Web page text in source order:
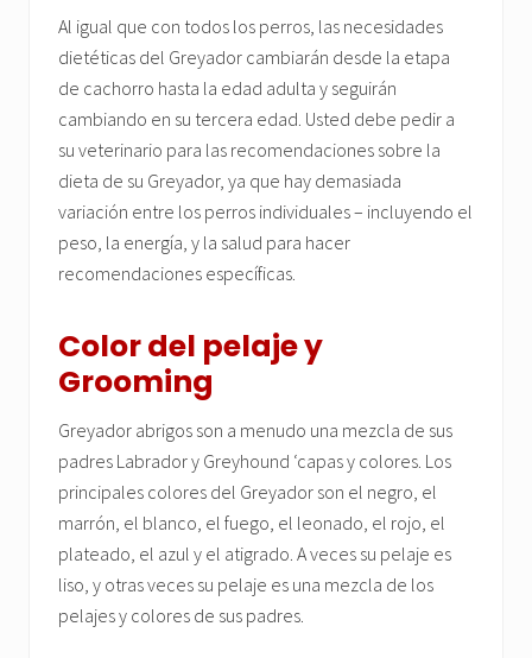
Al igual que con todos los perros, las necesidades
dietéticas del Greyador cambiarán desde la etapa
de cachorro hasta la edad adulta y seguirán
cambiando en su tercera edad. Usted debe pedir a
su veterinario para las recomendaciones sobre la
dieta de su Greyador, ya que hay demasiada
variación entre los perros individuales – incluyendo el
peso, la energía, y la salud para hacer
recomendaciones específicas.
Color del pelaje y
Grooming
Greyador abrigos son a menudo una mezcla de sus
padres Labrador y Greyhound ‘capas y colores. Los
principales colores del Greyador son el negro, el
marrón, el blanco, el fuego, el leonado, el rojo, el
plateado, el azul y el atigrado. A veces su pelaje es
liso, y otras veces su pelaje es una mezcla de los
pelajes y colores de sus padres.